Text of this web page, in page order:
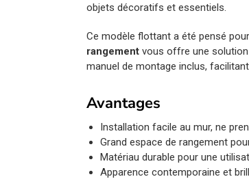
objets décoratifs et essentiels.
Ce modèle flottant a été pensé
rangement vous offre une solution
manuel de montage inclus,
Avantages
Installation facile au mur, ne
Grand espace de rangement
Matériau durable pour une
Apparence contemporaine et